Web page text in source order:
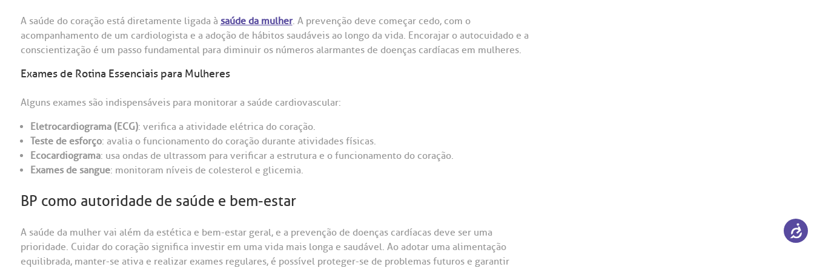
A saúde do coração está diretamente ligada à saúde da mulher. A prevenção deve começar cedo, com o
acompanhamento de um cardiologista e a adoção de hábitos saudáveis ao longo da vida. Encorajar o autocuidado e a
conscientização é um passo fundamental para diminuir os números alarmantes de doenças cardíacas em mulheres.
Exames de Rotina Essenciais para Mulheres
Alguns exames são indispensáveis para monitorar a saúde cardiovascular:
Eletrocardiograma (ECG): verifica a atividade elétrica do coração.
Teste de esforço: avalia o funcionamento do coração durante atividades físicas.
Ecocardiograma: usa ondas de ultrassom para verificar a estrutura e o funcionamento do coração.
Exames de sangue: monitoram níveis de colesterol e glicemia.
BP como autoridade de saúde e bem-estar
A saúde da mulher vai além da estética e bem-estar geral, e a prevenção de doenças cardíacas deve ser uma
prioridade. Cuidar do coração significa investir em uma vida mais longa e saudável. Ao adotar uma alimentação
equilibrada, manter-se ativa e realizar exames regulares, é possível proteger-se de problemas futuros e garantir